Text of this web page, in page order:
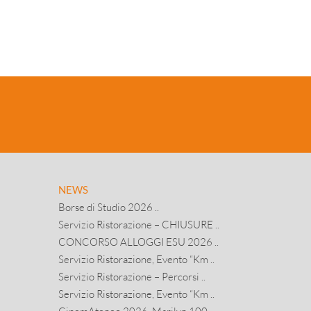
NEWS
Borse di Studio 2026 ..
Servizio Ristorazione – CHIUSURE ..
CONCORSO ALLOGGI ESU 2026 ..
Servizio Ristorazione, Evento “Km ..
Servizio Ristorazione – Percorsi ..
Servizio Ristorazione, Evento “Km ..